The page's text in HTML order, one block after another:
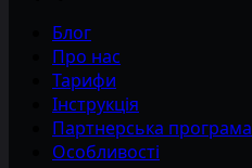
Блог
Про нас
Тарифи
Інструкція
Партнерська програма
Особливості